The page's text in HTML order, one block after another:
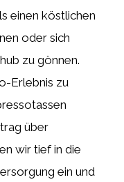
einen köstlichen
oder sich
zu gönnen.
Erlebnis zu
über
wir tief in die
ein und